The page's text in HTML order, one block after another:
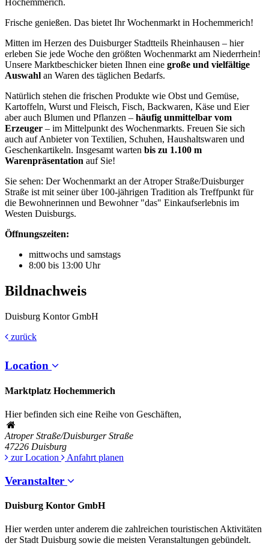
Frische genießen. Das bietet Ihr Wochenmarkt in Hochemmerich!
Mitten im Herzen des Duisburger Stadtteils Rheinhausen – hier
erleben Sie jede Woche den größten Wochenmarkt am Niederrhein!
Unsere Marktbeschicker bieten Ihnen eine große und vielfältige
Auswahl an Waren des täglichen Bedarfs.
Natürlich stehen die frischen Produkte wie Obst und Gemüse,
Kartoffeln, Wurst und Fleisch, Fisch, Backwaren, Käse und Eier
aber auch Blumen und Pflanzen – häufig unmittelbar vom
Erzeuger – im Mittelpunkt des Wochenmarkts. Freuen Sie sich
auch auf Anbieter von Textilien, Schuhen, Haushaltswaren und
Geschenkartikeln. Insgesamt warten bis zu 1.100 m
Warenpräsentation auf Sie!
Sie sehen: Der Wochenmarkt an der Atroper Straße/Duisburger
Straße ist mit seiner über 100-jährigen Tradition als Treffpunkt für
die Bewohnerinnen und Bewohner "das" Einkaufserlebnis im
Westen Duisburgs.
Öffnungszeiten:
mittwochs und samstags
8:00 bis 13:00 Uhr
Bildnachweis
Duisburg Kontor GmbH
zurück
Location
Marktplatz Hochemmerich
Hier befinden sich eine Reihe von Geschäften,
Atroper Straße/Duisburger Straße
47226 Duisburg
zur Location
Anfahrt planen
Veranstalter
Duisburg Kontor GmbH
Hier werden unter anderem die zahlreichen touristischen Aktivitäten
der Stadt Duisburg sowie die meisten Veranstaltungen gebündelt.